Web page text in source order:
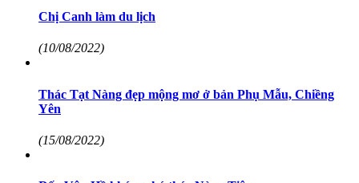
Chị Canh làm du lịch
(10/08/2022)
Thác Tạt Nàng đẹp mộng mơ ở bản Phụ Mẫu, Chiềng
Yên
(15/08/2022)